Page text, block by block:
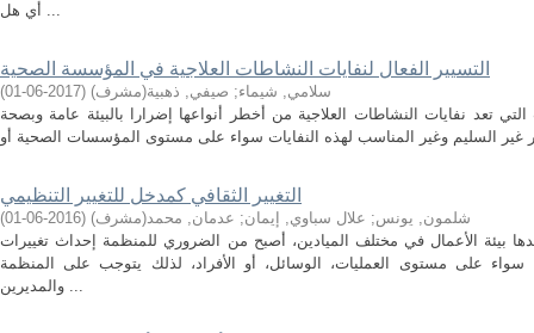
أي هل ...
التسيير الفعال لنفايات النشاطات العلاجية في المؤسسة الصحية
سلامي, شيماء; صيفي, ذهبية(مشرف) (
2017-06-01
)
التي تعد نفايات النشاطات العلاجية من أخطر أنواعها إضرارا بالبيئة عامة وبصحة
التغيير الثقافي كمدخل للتغيير التنظيمي
شلمون, يونس; علال سباوي, إيمان; عدمان, محمد(مشرف) (
2016-06-01
)
بيئة الأعمال في مختلف الميادين، أصبح من الضروري للمنظمة إحداث تغييرات
سواء على مستوى العمليات، الوسائل، أو الأفراد، لذلك يتوجب على المنظمة
والمديرين ...